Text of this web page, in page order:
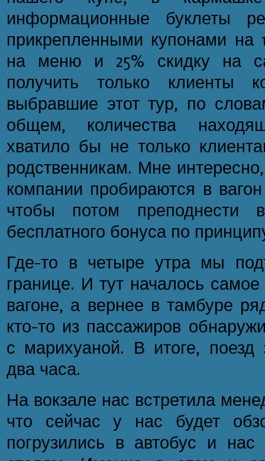
информационные буклеты
прикрепленными купонами на
на меню и 25% скидку на
получить только клиенты
выбравшие этот тур, по
общем, количества
хватило бы не только
родственникам. Мне
компании пробираются в
чтобы потом преподнести
бесплатного бонуса по
Где-то в четыре утра мы
границе. И тут началось
вагоне, а вернее в тамбуре
кто-то из пассажиров
с марихуаной. В итоге, поезд
два часа.
На вокзале нас встретила
что сейчас у нас будет
погрузились в автобус и нас